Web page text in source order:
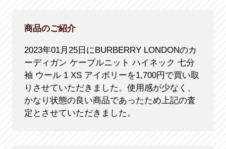
商品のご紹介
2023年01月25日にBURBERRY LONDONのカ
ーディガン ケーブルニット ハイネック 七分
袖 ウール 1 XS アイボリーを1,700円で買い取
りさせていただきました。使用感が少なく、
かなり状態の良い商品であったため上記の査
定とさせていただきました。